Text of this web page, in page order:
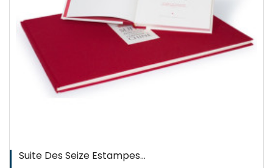
Suite Des Seize Estampes...
WISHLIST